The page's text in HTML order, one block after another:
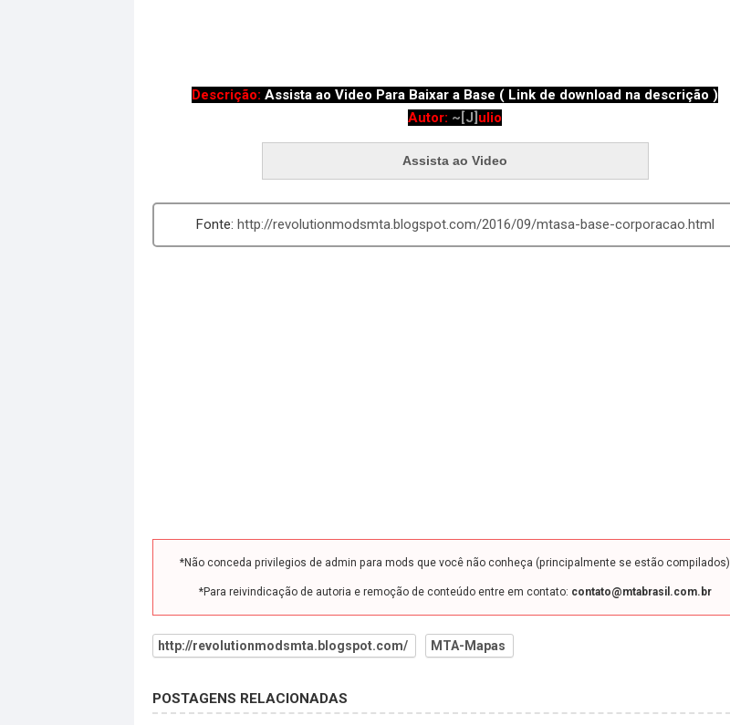
Descrição: Assista ao Video Para Baixar a Base ( Link de download na descrição )
Autor: ~[J] ulio
Assista ao Video
http://revolutionmodsmta.blogspot.com/2016/09/mtasa-base-corporacao.html
*Não conceda privilegios de admin para mods que você não conheça (principalmente se estão compilados)
*Para reivindicação de autoria e remoção de conteúdo entre em contato: contato@mtabrasil.com.br
http://revolutionmodsmta.blogspot.com/ MTA-Mapas
POSTAGENS RELACIONADAS